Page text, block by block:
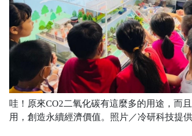
哇！原來CO2二氧化碳有這麼多的用途，而
用，創造永續經濟價值。照片／冷研科技提供